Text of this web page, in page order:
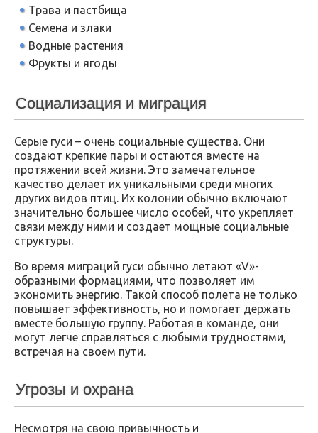
Трава и пастбища
Семена и злаки
Водные растения
Фрукты и ягоды
Социализация и миграция
Серые гуси – очень социальные существа. Они
создают крепкие пары и остаются вместе на
протяжении всей жизни. Это замечательное
качество делает их уникальными среди многих
других видов птиц. Их колонии обычно включают
значительно большее число особей, что укрепляет
связи между ними и создает мощные социальные
структуры.
Во время миграций гуси обычно летают «V»-
образными формациями, что позволяет им
экономить энергию. Такой способ полета не только
повышает эффективность, но и помогает держать
вместе большую группу. Работая в команде, они
могут легче справляться с любыми трудностями,
встречая на своем пути.
Угрозы и охрана
Несмотря на свою привычность и